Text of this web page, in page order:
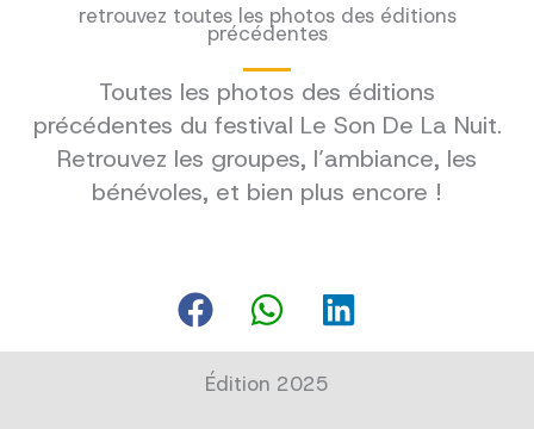
retrouvez toutes les photos des éditions
précédentes
Toutes les photos des éditions
précédentes du festival Le Son De La Nuit.
Retrouvez les groupes, l’ambiance, les
bénévoles, et bien plus encore !
Édition 2025